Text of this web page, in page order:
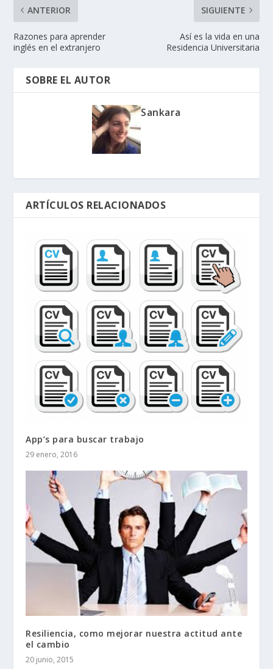
ANTERIOR
Razones para aprender
inglés en el extranjero
SIGUIENTE
Así es la vida en una
Residencia Universitaria
SOBRE EL AUTOR
Sankara
ARTÍCULOS RELACIONADOS
App’s para buscar trabajo
29 enero, 2016
Resiliencia, como mejorar nuestra actitud ante
el cambio
20 junio, 2015